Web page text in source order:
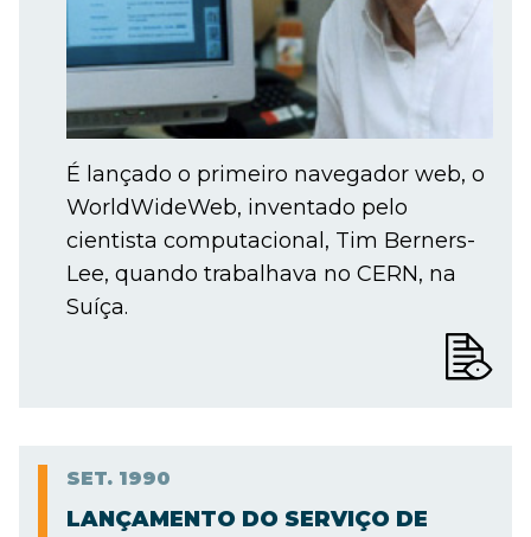
É lançado o primeiro navegador web, o
WorldWideWeb, inventado pelo
cientista computacional, Tim Berners-
Lee, quando trabalhava no CERN, na
Suíça.
SET. 1990
LANÇAMENTO DO SERVIÇO DE